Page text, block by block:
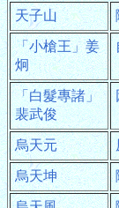
天子山
「小槍王」姜
炯
「白髮專諸」
裴武俊
烏天元
烏天坤